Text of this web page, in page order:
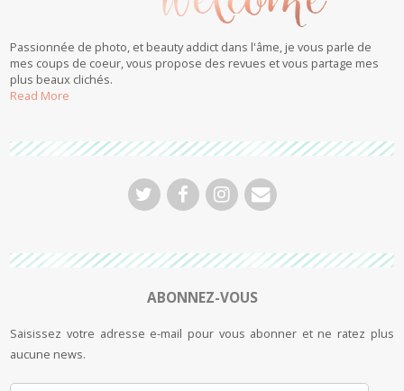
Passionnée de photo, et beauty addict dans l'âme, je vous parle de
mes coups de coeur, vous propose des revues et vous partage mes
plus beaux clichés.
Read More
ABONNEZ-VOUS
Saisissez votre adresse e-mail pour vous abonner et ne ratez plus
aucune news.